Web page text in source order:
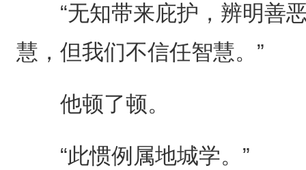
“无知带来庇护，辨明善恶
慧，但我们不信任智慧。”
他顿了顿。
“此惯例属地城学。”